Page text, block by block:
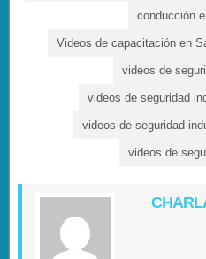
conducción
Videos de capacitación en
videos de
videos de seguridad
videos de seguridad
videos de